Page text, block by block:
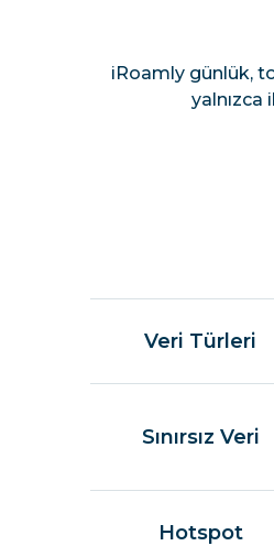
iRoamly günlük,
yalnızca
Veri Türleri
Sınırsız Veri
Hotspot